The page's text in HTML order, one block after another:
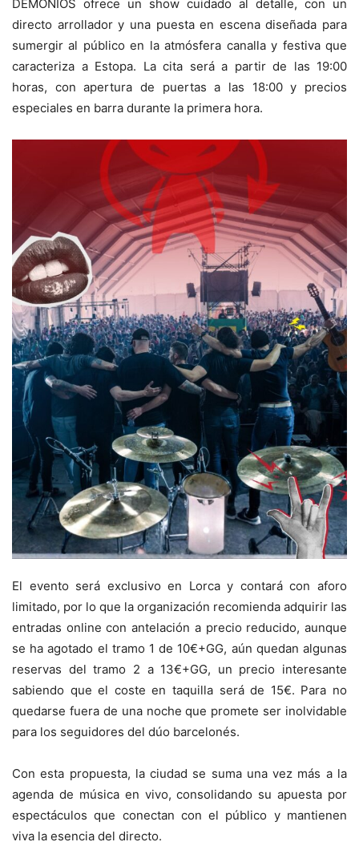
DEMONIOS ofrece un show cuidado al detalle, con un
directo arrollador y una puesta en escena diseñada para
sumergir al público en la atmósfera canalla y festiva que
caracteriza a Estopa. La cita será a partir de las 19:00
horas, con apertura de puertas a las 18:00 y precios
especiales en barra durante la primera hora.
El evento será exclusivo en Lorca y contará con aforo
limitado, por lo que la organización recomienda adquirir las
entradas online con antelación a precio reducido, aunque
se ha agotado el tramo 1 de 10€+GG, aún quedan algunas
reservas del tramo 2 a 13€+GG, un precio interesante
sabiendo que el coste en taquilla será de 15€. Para no
quedarse fuera de una noche que promete ser inolvidable
para los seguidores del dúo barcelonés.
Con esta propuesta, la ciudad se suma una vez más a la
agenda de música en vivo, consolidando su apuesta por
espectáculos que conectan con el público y mantienen
viva la esencia del directo.